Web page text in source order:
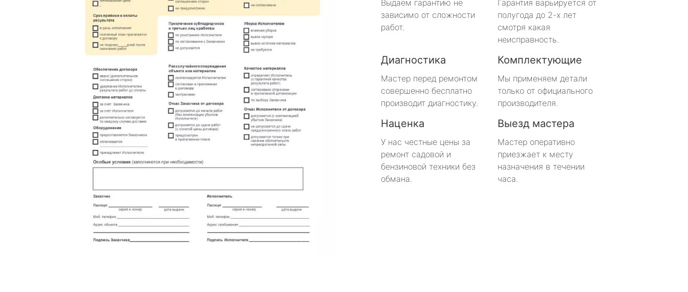
Выдаем гарантию не
зависимо от сложности
работ.
Гарантия варьируется от
полугода до 2-х лет
смотря какая
неисправность.
Диагностика
Мастер перед ремонтом
совершенно бесплатно
производит диагностику.
Комплектующие
Мы применяем детали
только от официального
производителя.
Наценка
У нас честные цены за
ремонт садовой и
бензиновой техники без
обмана.
Выезд мастера
Мастер оперативно
приезжает к месту
назначения в течении
часа.